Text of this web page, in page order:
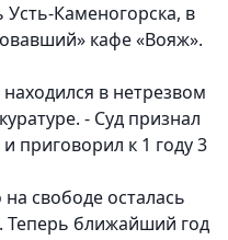
Каменогорска, в
кафе «Вояж».
в нетрезвом
- Суд признал
приговорил к 1 году 3
свободе осталась
Теперь ближайший год